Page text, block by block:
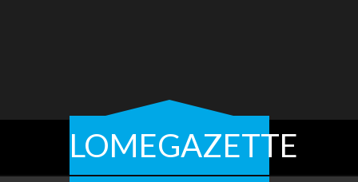
LOMEGAZETTE